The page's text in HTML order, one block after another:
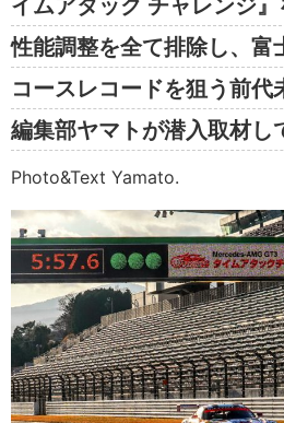
イムアタック チャレンジ
性能調整を全て排除し、富
コースレコードを狙う前代
編集部ヤマトが潜入取材し
Photo&Text Yamato.